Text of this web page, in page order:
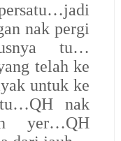
nak pergi
tu…
telah ke
untuk ke
tu…QH nak
yer…QH